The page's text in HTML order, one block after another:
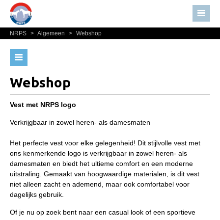
Home
Nieuws
Bestuur NRPS
Lidmaatschap NRPS
Informatie
Lid worden
Statuten en reglementen
Privacyverklaring
Algemeen
Paardenpaspoort aanvragen
NRPS > Algemeen > Webshop
Paardenpaspoort aanvragen
Import registratie
Veulenregistratie
Formulier overschrijven op naam
Animal Health Regulation
Gids voor Goede Praktijken
Webshop
Vest met NRPS logo
Verkrijgbaar in zowel heren- als damesmaten
Het perfecte vest voor elke gelegenheid! Dit stijlvolle vest met
ons kenmerkende logo is verkrijgbaar in zowel heren- als
damesmaten en biedt het ultieme comfort en een moderne
uitstraling. Gemaakt van hoogwaardige materialen, is dit vest
niet alleen zacht en ademend, maar ook comfortabel voor
dagelijks gebruik.
Of je nu op zoek bent naar een casual look of een sportieve